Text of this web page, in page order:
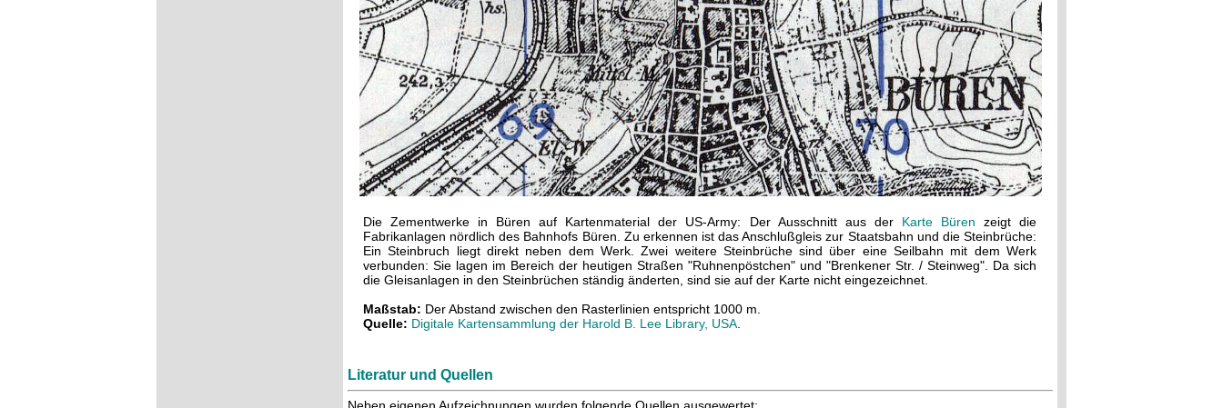
Die Zementwerke in Büren auf Kartenmaterial der US-Army: Der Ausschnitt aus der Karte Büren zeigt die
Fabrikanlagen nördlich des Bahnhofs Büren. Zu erkennen ist das Anschlußgleis zur Staatsbahn und die Steinbrüche:
Ein Steinbruch liegt direkt neben dem Werk. Zwei weitere Steinbrüche sind über eine Seilbahn mit dem Werk
verbunden: Sie lagen im Bereich der heutigen Straßen "Ruhnenpöstchen" und "Brenkener Str. / Steinweg". Da sich
die Gleisanlagen in den Steinbrüchen ständig änderten, sind sie auf der Karte nicht eingezeichnet.
Maßstab: Der Abstand zwischen den Rasterlinien entspricht 1000 m.
Quelle: Digitale Kartensammlung der Harold B. Lee Library, USA
Literatur und Quellen